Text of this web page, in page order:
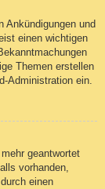
Ankündigungen und
einen wichtigen
Themen erstellen
Administration ein.
geantwortet
vorhanden,
einen